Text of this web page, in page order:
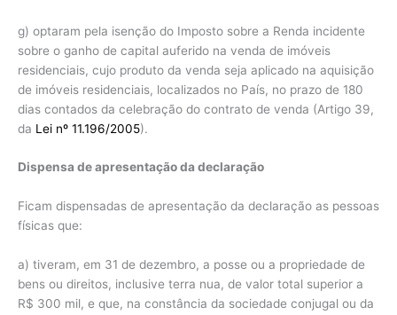
g) optaram pela isenção do Imposto sobre a Renda incidente
sobre o ganho de capital auferido na venda de imóveis
residenciais, cujo produto da venda seja aplicado na aquisição
de imóveis residenciais, localizados no País, no prazo de 180
dias contados da celebração do contrato de venda (Artigo 39,
da Lei nº 11.196/2005).
Dispensa de apresentação da declaração
Ficam dispensadas de apresentação da declaração as pessoas
físicas que:
a) tiveram, em 31 de dezembro, a posse ou a propriedade de
bens ou direitos, inclusive terra nua, de valor total superior a
R$ 300 mil, e que, na constância da sociedade conjugal ou da